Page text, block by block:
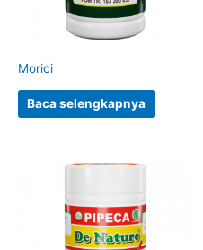
Morici
Baca selengkapnya